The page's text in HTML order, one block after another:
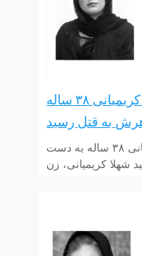
قتل ناموسی در مهاباد: شهلا کریمیانی ۳۸ ساله
به قتل رسید
قتل ناموسی در مهاباد: شهلا کریمیانی ۳۸ ساله به دست
کریمیانی، زن